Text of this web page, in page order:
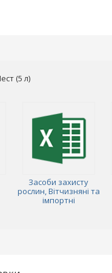
(5 л)
Засоби захисту
рослин, Вітчизняні та
імпортні